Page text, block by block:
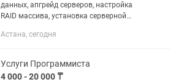
данных, апгрейд серверов, настройка
RAID массива, установка серверной
Server....), настройка сетевого
Астана, сегодня
Услуги Программиста
4 000 - 20 000 ₸